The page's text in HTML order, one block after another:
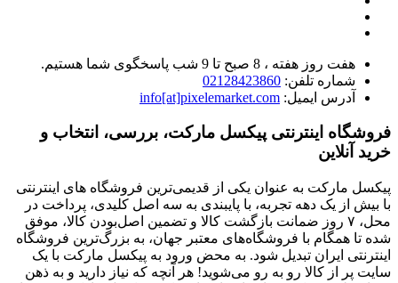
هفت روز هفته ، 8 صبح تا 9 شب پاسخگوی شما هستیم.
شماره تلفن: 02128423860
آدرس ایمیل: info[at]pixelemarket.com
فروشگاه اینترنتی پیکسل مارکت، بررسی، انتخاب و
خرید آنلاین
پیکسل مارکت به عنوان یکی از قدیمی‌ترین فروشگاه های اینترنتی
با بیش از یک دهه تجربه، با پایبندی به سه اصل کلیدی، پرداخت در
محل، ۷ روز ضمانت بازگشت کالا و تضمین اصل‌بودن کالا، موفق
شده تا همگام با فروشگاه‌های معتبر جهان، به بزرگ‌ترین فروشگاه
اینترنتی ایران تبدیل شود. به محض ورود به پیکسل مارکت با یک
سایت پر از کالا رو به رو می‌شوید! هر آنچه که نیاز دارید و به ذهن